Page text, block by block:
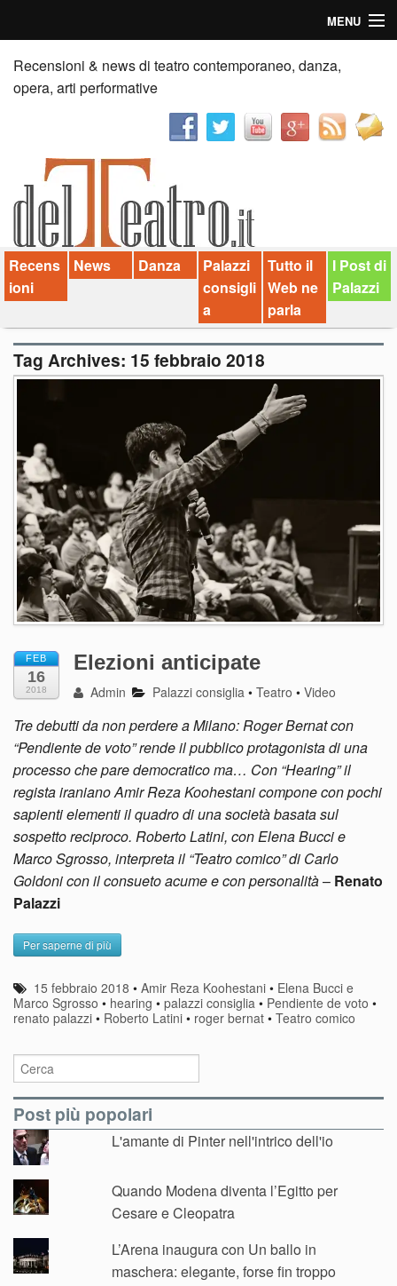
MENU
Home
Recensioni
News
Palazzi consiglia
Video
Chi siamo
Contatti
Recensioni & news di teatro contemporaneo, danza,
opera, arti performative
Recens
ioni
News Danza
Palazzi
consigli
a
Tutto il
Web ne
parla
I Post di
Palazzi
Tag Archives: 15 febbraio 2018
FEB
16
2018
Elezioni anticipate
Admin Palazzi consiglia •Teatro •Video
Tre debutti da non perdere a Milano: Roger Bernat con
“Pendiente de voto” rende il pubblico protagonista di una
processo che pare democratico ma… Con “Hearing” il
regista iraniano Amir Reza Koohestani compone con pochi
sapienti elementi il quadro di una società basata sul
sospetto reciproco. Roberto Latini, con Elena Bucci e
Marco Sgrosso, interpreta il “Teatro comico” di Carlo
Goldoni con il consueto acume e con personalità– Renato
Palazzi
Per saperne di più
15 febbraio 2018 •Amir Reza Koohestani • Elena Bucci e
Marco Sgrosso • hearing • palazzi consiglia • Pendiente de voto •
renato palazzi • Roberto Latini • roger bernat • Teatro comico
Post più popolari
L'amante di Pinter nell'intrico dell'io
Quando Modena diventa l’Egitto per
Cesare e Cleopatra
L’Arena inaugura con Un ballo in
maschera: elegante, forse fin troppo